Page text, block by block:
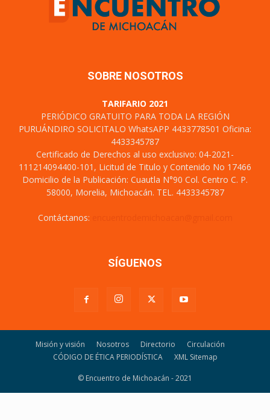
SOBRE NOSOTROS
TARIFARIO 2021
PERIÓDICO GRATUITO PARA TODA LA REGIÓN
PURUÁNDIRO SOLICITALO WhatsAPP 4433778501 Oficina:
4433345787
Certificado de Derechos al uso exclusivo: 04-2021-
111214094400-101, Licitud de Titulo y Contenido No 17466
Domicilio de la Publicación: Cuautla N°90 Col. Centro C. P.
58000, Morelia, Michoacán. TEL. 4433345787
Contáctanos:
SÍGUENOS
Misión y visión Nosotros Directorio
Circulación
CÓDIGO DE ÉTICA PERIODÍSTICA
XML Sitemap
© Encuentro de Michoacán - 2021